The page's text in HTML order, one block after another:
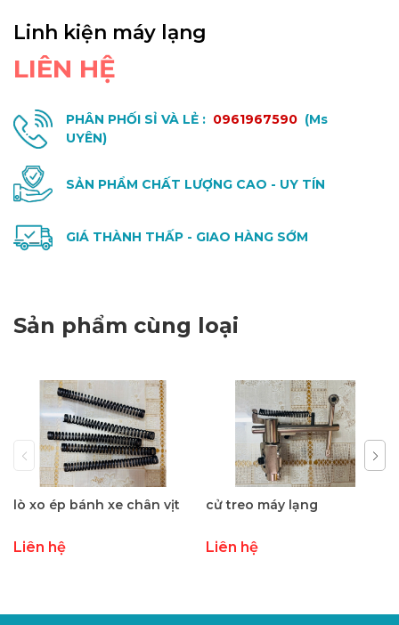
Linh kiện máy lạng
LIÊN HỆ
PHÂN PHỐI SỈ VÀ LẺ : 0961967590 (Ms
UYÊN)
SẢN PHẨM CHẤT LƯỢNG CAO - UY TÍN
GIÁ THÀNH THẤP - GIAO HÀNG SỚM
Sản phẩm cùng loại
lò xo ép bánh xe chân vịt
Liên hệ
cử treo máy lạng
Liên hệ